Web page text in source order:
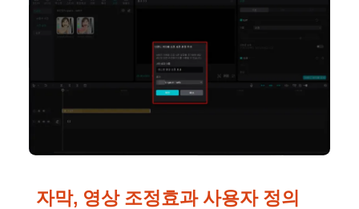
자막, 영상 조정효과 사용자 정의